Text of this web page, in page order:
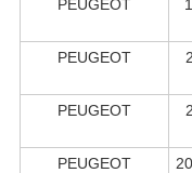
PEUGEOT
PEUGEOT
PEUGEOT
PEUGEOT